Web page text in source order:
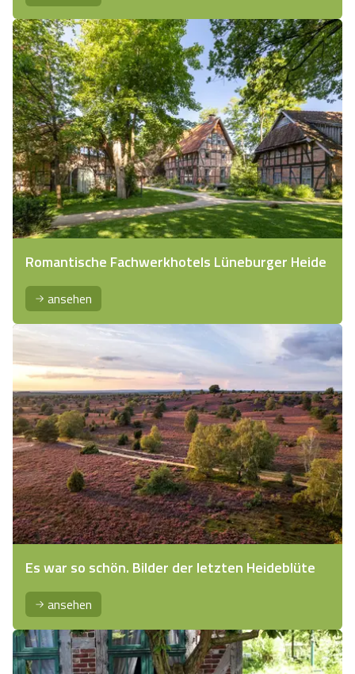
Romantische Fachwerkhotels Lüneburger Heide
ansehen
Es war so schön. Bilder der letzten Heideblüte
ansehen